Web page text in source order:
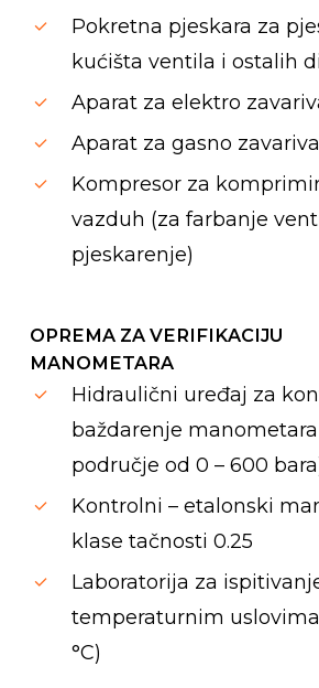
Pokretna pjeskara za
kućišta ventila i ostalih
Aparat za elektro
Aparat za gasno
Kompresor za
vazduh (za farbanje
pjeskarenje)
OPREMA ZA VERIFIKACIJU
MANOMETARA
Hidraulični uređaj za
baždarenje
područje od 0 – 600
Kontrolni – etalonski
klase tačnosti 0.25
Laboratorija za
temperaturnim uslovima
°C)